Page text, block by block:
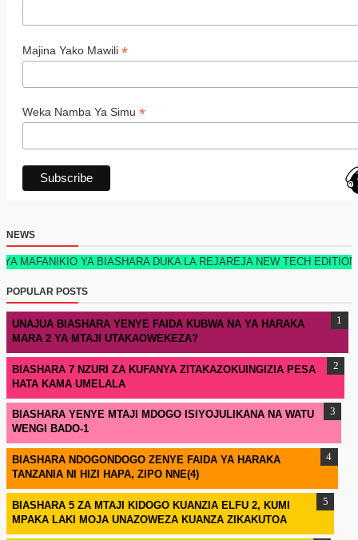
Majina Yako Mawili *
Weka Namba Ya Simu *
NEWS
YA BIASHARA DUKA LA REJAREJA NEW TECH EDITION 2026
POPULAR POSTS
UNAJUA BIASHARA YENYE FAIDA KUBWA NA YA HARAKA
MARA 2 YA MTAJI UTAKAOWEKEZA?
BIASHARA 7 NZURI ZA KUFANYA ZITAKAZOKUINGIZIA PESA
HATA KAMA UMELALA
BIASHARA YENYE MTAJI MDOGO ISIYOJULIKANA NA WATU
WENGI BADO-1
BIASHARA NDOGONDOGO ZENYE FAIDA YA HARAKA
TANZANIA NI HIZI HAPA, ZIPO NNE(4)
BIASHARA 5 ZA MTAJI KIDOGO KUANZIA ELFU 2, KUMI
MPAKA LAKI MOJA UNAZOWEZA KUANZA ZIKAKUTOA